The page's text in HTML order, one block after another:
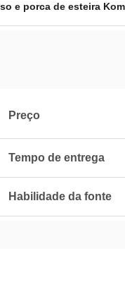
e porca de esteira
Preço
Tempo de entrega
Habilidade da fonte